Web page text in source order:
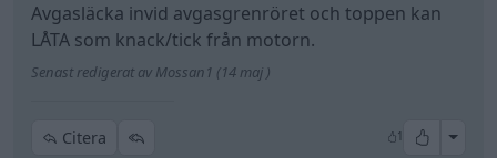
Avgasläcka invid avgasgrenröret och toppen kan
LÅTA som knack/tick från motorn.
Senast redigerat av Mossan1 (14 maj )
Citera 1 All